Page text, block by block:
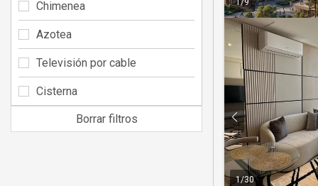
1/9
1/30
Chimenea
Azotea
Televisión por cable
Cisterna
Borrar filtros